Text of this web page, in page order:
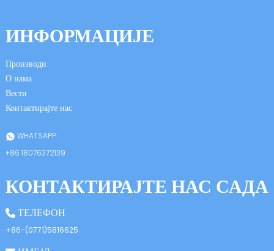
ИНФОРМАЦИЈЕ
Производи
О нама
Вести
Контактирајте нас
WHATSAPP
+86 18076372139
КОНТАКТИРАЈТЕ НАС САДА
ТЕЛЕФОН
+86-(0771)5816625